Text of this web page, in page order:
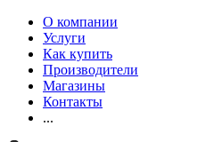
О компании
Услуги
Как купить
Производители
Магазины
Контакты
...